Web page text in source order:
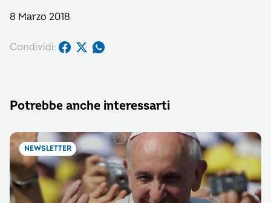
8 Marzo 2018
Condividi:
Potrebbe anche interessarti
NEWSLETTER